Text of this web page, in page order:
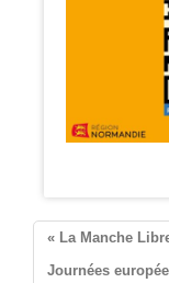
« La Manche
Journées